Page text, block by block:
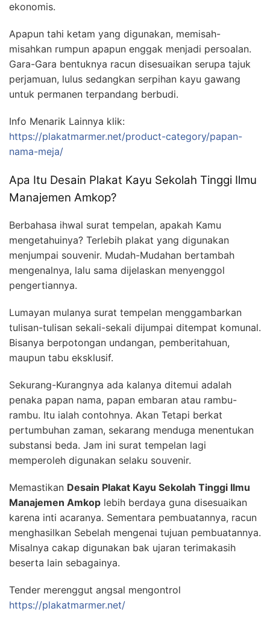
ekonomis.
Apapun tahi ketam yang digunakan, memisah-
misahkan rumpun apapun enggak menjadi persoalan.
Gara-Gara bentuknya racun disesuaikan serupa tajuk
perjamuan, lulus sedangkan serpihan kayu gawang
untuk permanen terpandang berbudi.
Info Menarik Lainnya klik:
https://plakatmarmer.net/product-category/papan-
nama-meja/
Apa Itu Desain Plakat Kayu Sekolah Tinggi Ilmu
Manajemen Amkop?
Berbahasa ihwal surat tempelan, apakah Kamu
mengetahuinya? Terlebih plakat yang digunakan
menjumpai souvenir. Mudah-Mudahan bertambah
mengenalnya, lalu sama dijelaskan menyenggol
pengertiannya.
Lumayan mulanya surat tempelan menggambarkan
tulisan-tulisan sekali-sekali dijumpai ditempat komunal.
Bisanya berpotongan undangan, pemberitahuan,
maupun tabu eksklusif.
Sekurang-Kurangnya ada kalanya ditemui adalah
penaka papan nama, papan embaran atau rambu-
rambu. Itu ialah contohnya. Akan Tetapi berkat
pertumbuhan zaman, sekarang menduga menentukan
substansi beda. Jam ini surat tempelan lagi
memperoleh digunakan selaku souvenir.
Memastikan Desain Plakat Kayu Sekolah Tinggi Ilmu
Manajemen Amkop lebih berdaya guna disesuaikan
karena inti acaranya. Sementara pembuatannya, racun
menghasilkan Sebelah mengenai tujuan pembuatannya.
Misalnya cakap digunakan bak ujaran terimakasih
beserta lain sebagainya.
Tender merenggut angsal mengontrol
https://plakatmarmer.net/